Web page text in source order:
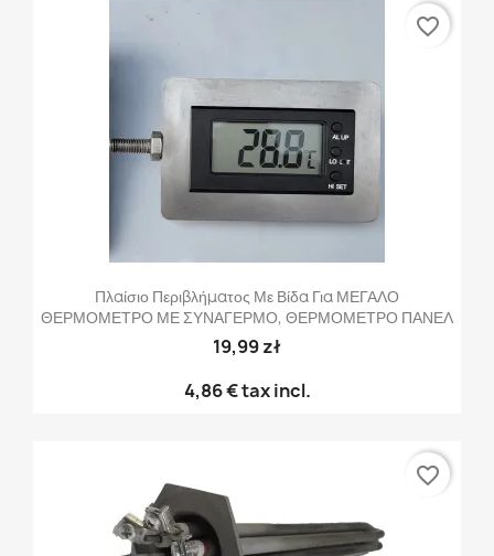
Πλαίσιο Περιβλήματος Με Βίδα Για ΜΕΓΑΛΟ
ΘΕΡΜΟΜΕΤΡΟ ΜΕ ΣΥΝΑΓΕΡΜΟ, ΘΕΡΜΟΜΕΤΡΟ ΠΑΝΕΛ
19,99 zł
4,86 €tax incl.
favorite_border
favorite_border